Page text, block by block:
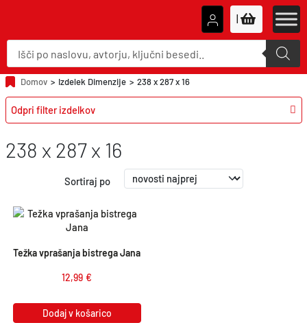
P
o
d
u
c
t
s
r
c
|
Domov > Izdelek Dimenzije > 238 x 287 x 16
238 x 287 x 16
Sortiraj po
Težka vprašanja bistrega Jana
12,99 €
Dodaj v košarico
Odpri filter izdelkov